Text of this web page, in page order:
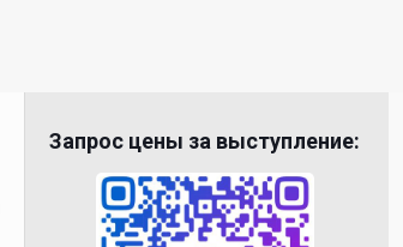
Запрос цены за выступление: